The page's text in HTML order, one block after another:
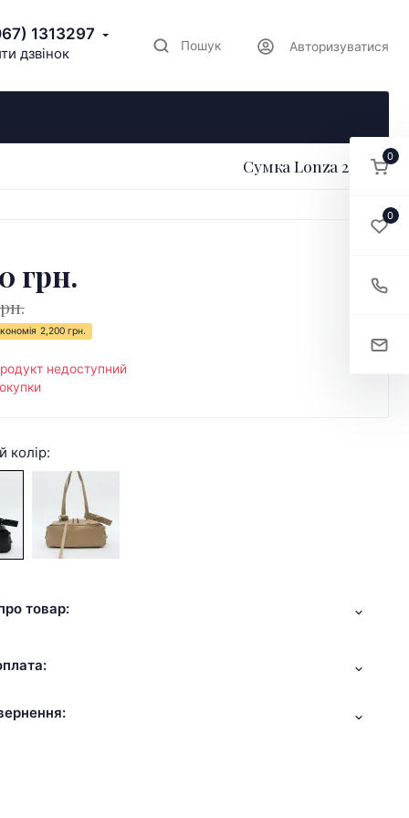
1313297
дзвінок Пошук Авторизуватися
Сумка Lonza 206474
грн.
2,200 грн.
недоступний
колір:
товар:
0
0